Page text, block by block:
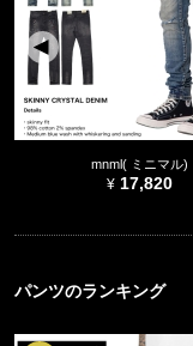
mnml( ミニマル)
17,820
パンツのランキング